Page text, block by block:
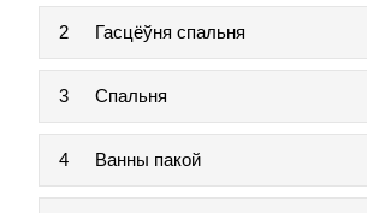
2 Гасцёўня спальня
3 Спальня
4 Ванны пакой